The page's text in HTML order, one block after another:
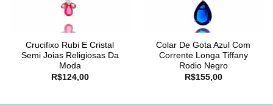
Crucifixo Rubi E Cristal
Semi Joias Religiosas Da
Moda
R$124,00
Colar De Gota Azul Com
Corrente Longa Tiffany
Rodio Negro
R$155,00